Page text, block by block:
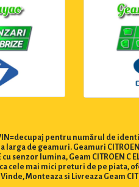
pentru numărul de
de geamuri. Geamuri CITROEN
senzor lumina, Geam CITROEN C
cele mai mici preturi de pe piata,
Monteaza si Livreaza Geam